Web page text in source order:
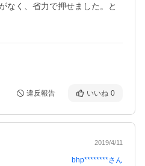
なく、省力で押せました。と
違反報告 いいね 0
2019/4/11
bhp********さん